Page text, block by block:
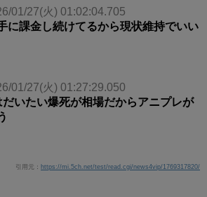
01/27(火) 01:02:04.705
に課金し続けてるから現状維持でいい
01/27(火) 01:27:29.050
いたい爆死が相場だからアニプレが
引用元： https://mi.5ch.net/test/read.cgi/news4vip/1769317820/